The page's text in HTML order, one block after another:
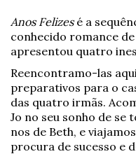
Anos Felizesé a
conhecido romance
apresentou quatro
Reencontramo-las
preparativos para o
das quatro irmãs.
Jo no seu sonho de
nos de Beth, e
procura de sucesso e